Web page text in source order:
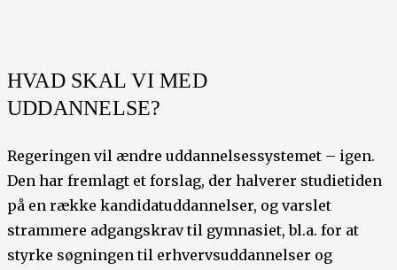
HVAD SKAL VI MED
UDDANNELSE?
Regeringen vil ændre uddannelsessystemet – igen.
Den har fremlagt et forslag, der halverer studietiden
på en række kandidatuddannelser, og varslet
strammere adgangskrav til gymnasiet, bl.a. for at
styrke søgningen til erhvervsuddannelser og